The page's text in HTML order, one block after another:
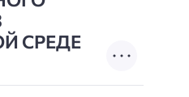
СРЕДЕ